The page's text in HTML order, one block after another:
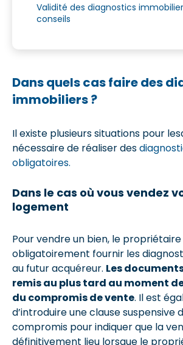
Validité des diagnostics
conseils
Dans quels cas faire des
immobiliers ?
Il existe plusieurs situations pour
nécessaire de réaliser des
obligatoires.
Dans le cas où vous vendez
logement
Pour vendre un bien, le
obligatoirement fournir les
au futur acquéreur. Les
remis au plus tard au moment
du compromis de vente. Il est
d’introduire une clause suspensive
compromis pour indiquer que la
définitivement lieu lorsque le